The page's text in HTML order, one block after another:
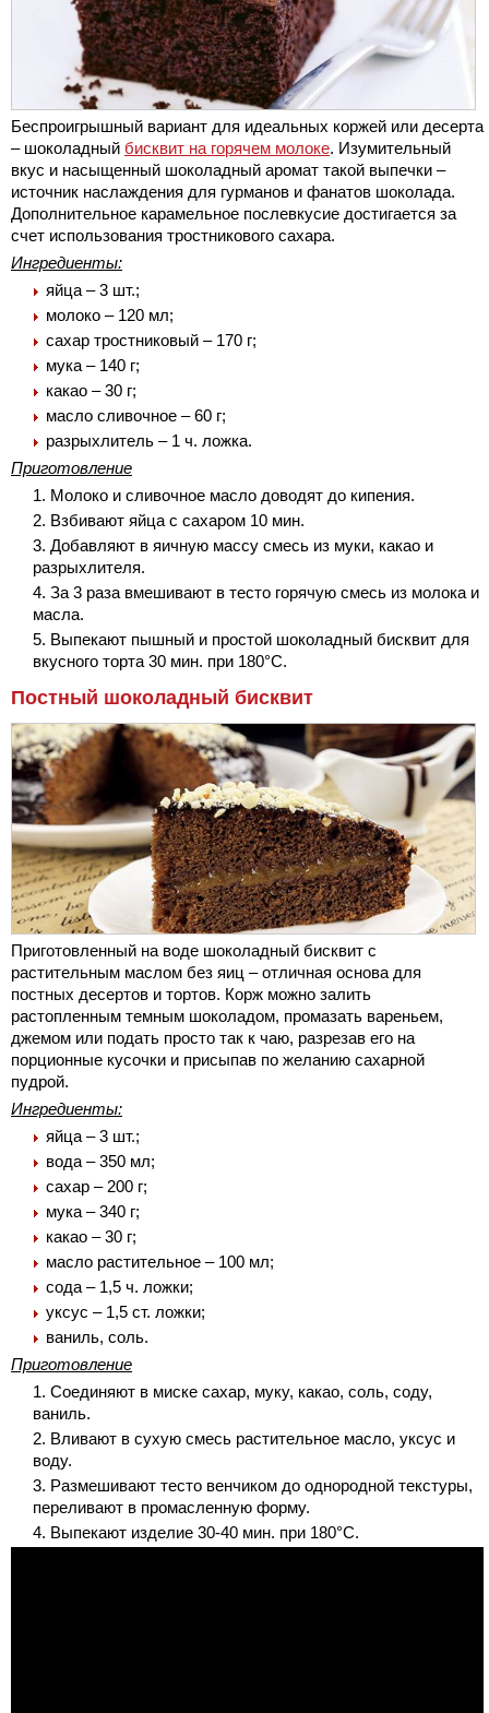
Беспроигрышный вариант для идеальных коржей или десерта
– шоколадный бисквит на горячем молоке. Изумительный
вкус и насыщенный шоколадный аромат такой выпечки –
источник наслаждения для гурманов и фанатов шоколада.
Дополнительное карамельное послевкусие достигается за
счет использования тростникового сахара.
Ингредиенты:
яйца – 3 шт.;
молоко – 120 мл;
сахар тростниковый – 170 г;
мука – 140 г;
какао – 30 г;
масло сливочное – 60 г;
разрыхлитель – 1 ч. ложка.
Приготовление
Молоко и сливочное масло доводят до кипения.
Взбивают яйца с сахаром 10 мин.
Добавляют в яичную массу смесь из муки, какао и
разрыхлителя.
За 3 раза вмешивают в тесто горячую смесь из молока и
масла.
Выпекают пышный и простой шоколадный бисквит для
вкусного торта 30 мин. при 180°С.
Постный шоколадный бисквит
Приготовленный на воде шоколадный бисквит с
растительным маслом без яиц – отличная основа для
постных десертов и тортов. Корж можно залить
растопленным темным шоколадом, промазать вареньем,
джемом или подать просто так к чаю, разрезав его на
порционные кусочки и присыпав по желанию сахарной
пудрой.
Ингредиенты:
яйца – 3 шт.;
вода – 350 мл;
сахар – 200 г;
мука – 340 г;
какао – 30 г;
масло растительное – 100 мл;
сода – 1,5 ч. ложки;
уксус – 1,5 ст. ложки;
ваниль, соль.
Приготовление
Соединяют в миске сахар, муку, какао, соль, соду,
ваниль.
Вливают в сухую смесь растительное масло, уксус и
воду.
Размешивают тесто венчиком до однородной текстуры,
переливают в промасленную форму.
Выпекают изделие 30-40 мин. при 180°С.